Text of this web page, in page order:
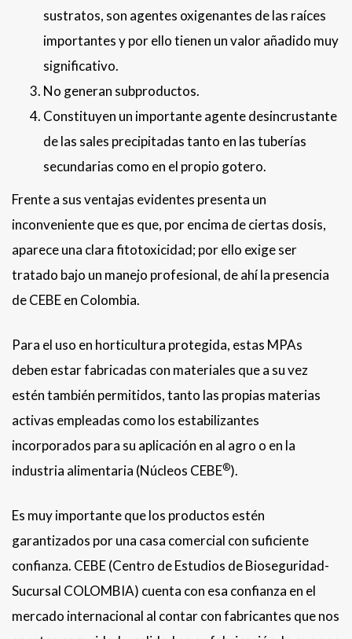
sustratos, son agentes oxigenantes de las raíces
importantes y por ello tienen un valor añadido muy
significativo.
No generan subproductos.
Constituyen un importante agente desincrustante
de las sales precipitadas tanto en las tuberías
secundarias como en el propio gotero.
Frente a sus ventajas evidentes presenta un
inconveniente que es que, por encima de ciertas dosis,
aparece una clara fitotoxicidad; por ello exige ser
tratado bajo un manejo profesional, de ahí la presencia
de CEBE en Colombia.
Para el uso en horticultura protegida, estas MPAs
deben estar fabricadas con materiales que a su vez
estén también permitidos, tanto las propias materias
activas empleadas como los estabilizantes
incorporados para su aplicación en al agro o en la
industria alimentaria (Núcleos CEBE®).
Es muy importante que los productos estén
garantizados por una casa comercial con suficiente
confianza. CEBE (Centro de Estudios de Bioseguridad-
Sucursal COLOMBIA) cuenta con esa confianza en el
mercado internacional al contar con fabricantes que nos